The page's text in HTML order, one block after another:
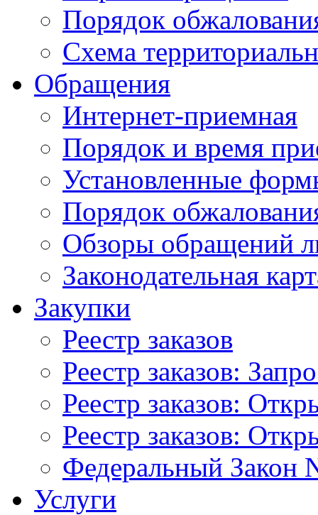
Порядок
Схема
Обращения
Интернет-приемная
Порядок и время
Установленные
Порядок
Обзоры обращений
Законодательная
Закупки
Реестр заказов
Реестр заказов:
Реестр заказов:
Реестр заказов:
Федеральный Закон
Услуги